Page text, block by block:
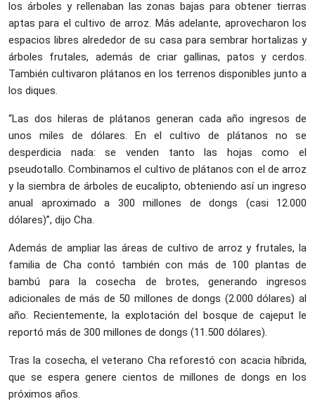
los árboles y rellenaban las zonas bajas para obtener tierras
aptas para el cultivo de arroz. Más adelante, aprovecharon los
espacios libres alrededor de su casa para sembrar hortalizas y
árboles frutales, además de criar gallinas, patos y cerdos.
También cultivaron plátanos en los terrenos disponibles junto a
los diques.
“Las dos hileras de plátanos generan cada año ingresos de
unos miles de dólares. En el cultivo de plátanos no se
desperdicia nada: se venden tanto las hojas como el
pseudotallo. Combinamos el cultivo de plátanos con el de arroz
y la siembra de árboles de eucalipto, obteniendo así un ingreso
anual aproximado a 300 millones de dongs (casi 12.000
dólares)”, dijo Cha.
Además de ampliar las áreas de cultivo de arroz y frutales, la
familia de Cha contó también con más de 100 plantas de
bambú para la cosecha de brotes, generando ingresos
adicionales de más de 50 millones de dongs (2.000 dólares) al
año. Recientemente, la explotación del bosque de cajeput le
reportó más de 300 millones de dongs (11.500 dólares).
Tras la cosecha, el veterano Cha reforestó con acacia híbrida,
que se espera genere cientos de millones de dongs en los
próximos años.